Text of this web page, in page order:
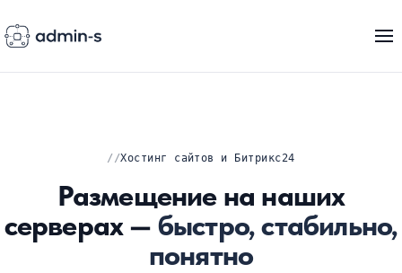
Хостинг сайтов и Битрикс24
Размещение на наших
серверах — быстро, стабильно,
понятно